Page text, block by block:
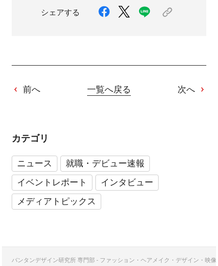
シェアする
前へ 一覧へ戻る 次へ
カテゴリ
ニュース
就職・デビュー速報
イベントレポート
インタビュー
メディアトピックス
バンタンデザイン研究所 専門部 - ファッション・ヘアメイク・デザイン・映